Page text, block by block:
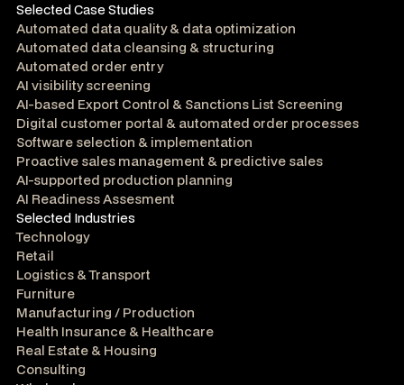
Selected Case Studies
Automated data quality & data optimization
Automated data cleansing & structuring
Automated order entry
AI visibility screening
AI-based Export Control & Sanctions List Screening
Digital customer portal & automated order processes
Software selection & implementation
Proactive sales management & predictive sales
AI-supported production planning
AI Readiness Assesment
Selected Industries
Technology
Retail
Logistics & Transport
Furniture
Manufacturing / Production
Health Insurance & Healthcare
Real Estate & Housing
Consulting